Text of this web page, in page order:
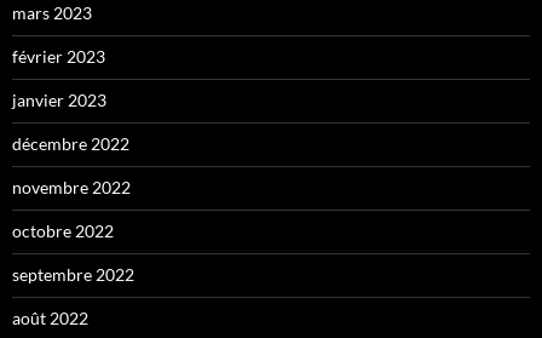
mars 2023
février 2023
janvier 2023
décembre 2022
novembre 2022
octobre 2022
septembre 2022
août 2022